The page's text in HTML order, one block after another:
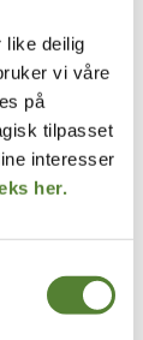
like deilig
vi våre
på
tilpasset
interesser
her.